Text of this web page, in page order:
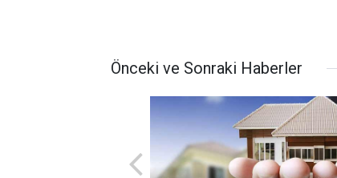
Önceki ve Sonraki Haberler